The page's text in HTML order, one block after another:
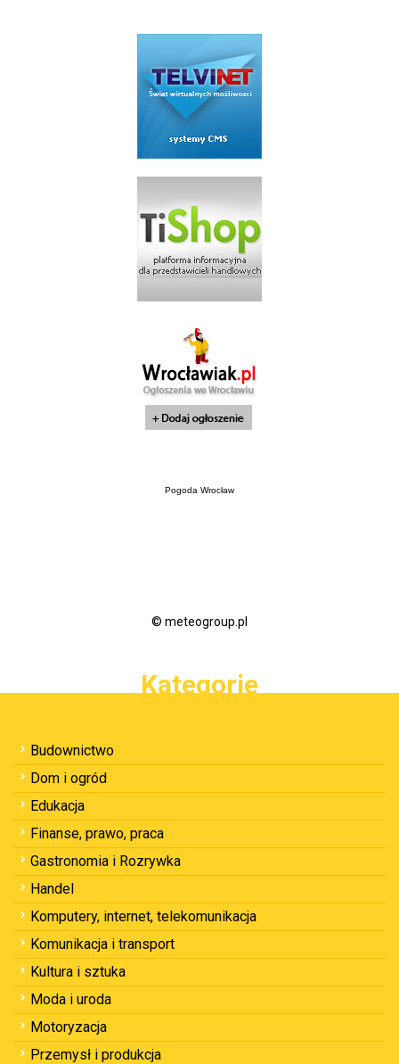
Pogoda Wrocław
© meteogroup.pl
Kategorie
Budownictwo
Dom i ogród
Edukacja
Finanse, prawo, praca
Gastronomia i Rozrywka
Handel
Komputery, internet, telekomunikacja
Komunikacja i transport
Kultura i sztuka
Moda i uroda
Motoryzacja
Przemysł i produkcja